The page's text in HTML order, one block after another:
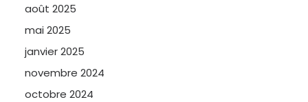
août 2025
mai 2025
janvier 2025
novembre 2024
octobre 2024